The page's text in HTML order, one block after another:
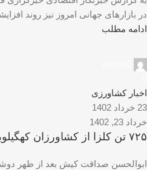
در بازارهای جهانی امروز نیز روند
ادامه مطلب
اخبار کشاورزی
23 خرداد 1402
خرداد 23, 1402
۷۲۵ تن کلزا از کشاورزان کهگیلویه و بویراحمد خریداری شد
ابوالحسن صداقت کیش بعد از ظهر